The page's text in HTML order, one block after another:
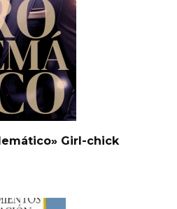
Girl-chick